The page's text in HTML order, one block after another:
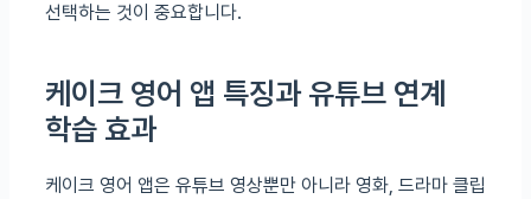
선택하는 것이 중요합니다.
케이크 영어 앱 특징과 유튜브 연계
학습 효과
케이크 영어 앱은 유튜브 영상뿐만 아니라 영화, 드라마 클립